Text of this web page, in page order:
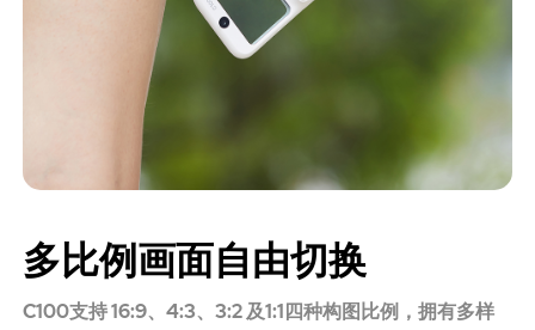
多比例画面自由切换
C100支持 16:9、4:3、3:2 及1:1四种构图比例，拥有多样